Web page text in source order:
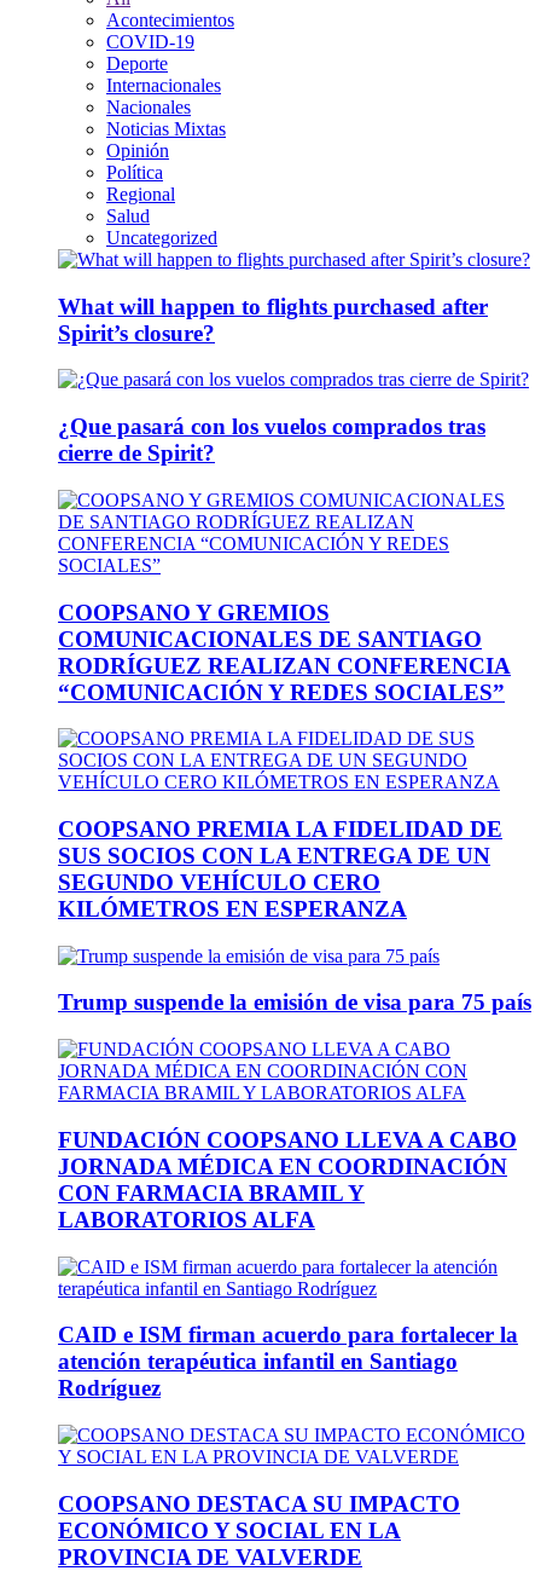
Acontecimientos
COVID-19
Deporte
Internacionales
Nacionales
Noticias Mixtas
Opinión
Política
Regional
Salud
Uncategorized
What will happen to flights purchased after
Spirit’s closure?
¿Que pasará con los vuelos comprados tras
cierre de Spirit?
COOPSANO Y GREMIOS
COMUNICACIONALES DE SANTIAGO
RODRÍGUEZ REALIZAN CONFERENCIA
“COMUNICACIÓN Y REDES SOCIALES”
COOPSANO PREMIA LA FIDELIDAD DE
SUS SOCIOS CON LA ENTREGA DE UN
SEGUNDO VEHÍCULO CERO
KILÓMETROS EN ESPERANZA
Trump suspende la emisión de visa para 75 país
FUNDACIÓN COOPSANO LLEVA A CABO
JORNADA MÉDICA EN COORDINACIÓN
CON FARMACIA BRAMIL Y
LABORATORIOS ALFA
CAID e ISM firman acuerdo para fortalecer la
atención terapéutica infantil en Santiago
Rodríguez
COOPSANO DESTACA SU IMPACTO
ECONÓMICO Y SOCIAL EN LA
PROVINCIA DE VALVERDE